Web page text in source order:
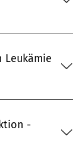
Leukämie
-